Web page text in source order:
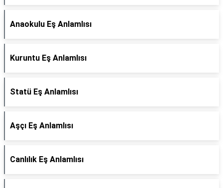
Anaokulu Eş Anlamlısı
Kuruntu Eş Anlamlısı
Statü Eş Anlamlısı
Aşçı Eş Anlamlısı
Canlılık Eş Anlamlısı